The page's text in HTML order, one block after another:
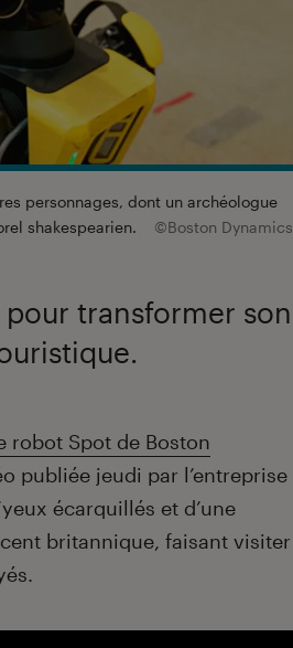
personnages, dont un archéologue
shakespearien.
©Boston Dynamics
pour transformer son
robot Spot de Boston
publiée jeudi par l’entreprise
écarquillés et d’une
britannique, faisant visiter